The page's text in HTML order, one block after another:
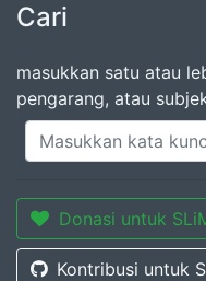
Cari
masukkan satu atau
pengarang, atau
Donasi untuk
Kontribusi untuk